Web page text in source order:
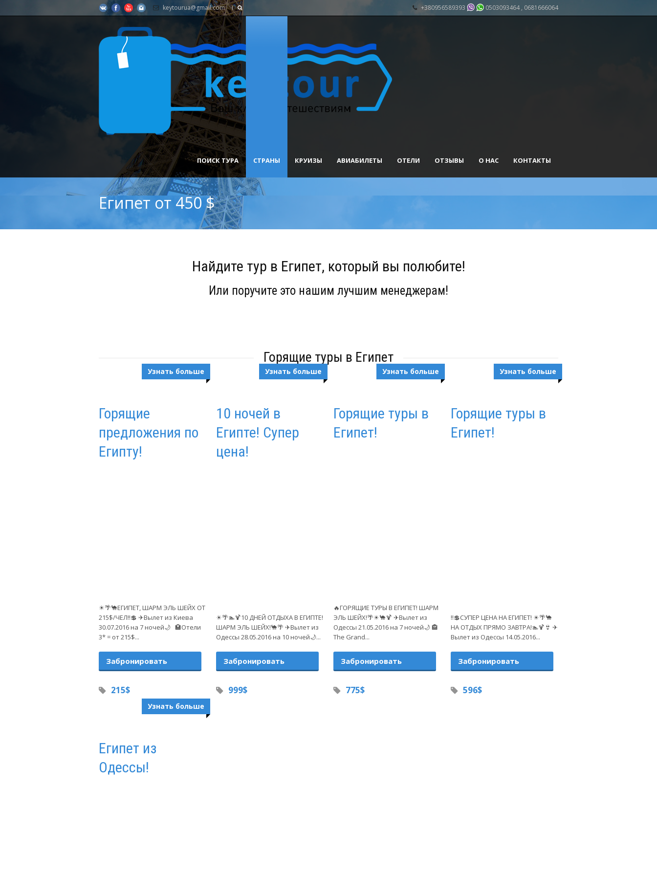
keytourua@gmail.com +380956589393 0503093464 , 0681666064
ПОИСК ТУРА СТРАНЫ КРУИЗЫ АВИАБИЛЕТЫ ОТЕЛИ ОТЗЫВЫ О НАС КОНТАКТЫ
Египет от 450 $
Найдите тур в Египет, который вы полюбите!
Или поручите это нашим лучшим менеджерам!
Горящие туры в Египет
Узнать больше
Горящие
предложения по
Египту!
☀🌴🐪ЕГИПЕТ, ШАРМ ЭЛЬ ШЕЙХ ОТ
215$/ЧЕЛ‼💲 ✈Вылет из Киева
30.07.2016 на 7 ночей🌙 🏩Отели
3* = от 215$...
Забронировать
215$
Узнать больше
10 ночей в
Египте! Супер
цена!
☀🌴🏊🍹10 ДНЕЙ ОТДЫХА В ЕГИПТЕ!
ШАРМ ЭЛЬ ШЕЙХ!🐪🌴 ✈Вылет из
Одессы 28.05.2016 на 10 ночей🌙...
Забронировать
999$
Узнать больше
Горящие туры в
Египет!
🔥ГОРЯЩИЕ ТУРЫ В ЕГИПЕТ! ШАРМ
ЭЛЬ ШЕЙХ!🌴☀🐪🍹 ✈Вылет из
Одессы 21.05.2016 на 7 ночей🌙 🏤
The Grand...
Забронировать
775$
Узнать больше
Горящие туры в
Египет!
‼💲СУПЕР ЦЕНА НА ЕГИПЕТ! ☀🌴🐪
НА ОТДЫХ ПРЯМО ЗАВТРА!🏊🍹👙 ✈
Вылет из Одессы 14.05.2016...
Забронировать
596$
Узнать больше
Египет из
Одессы!